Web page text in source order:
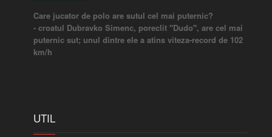
Care jucator de polo are sutul cel mai puternic?
- croatul Dubravko Simenc, poreclit "Dudo", are cel mai
puternic sut; unul dintre ele a atins viteza-record de 102
km/h
UTIL